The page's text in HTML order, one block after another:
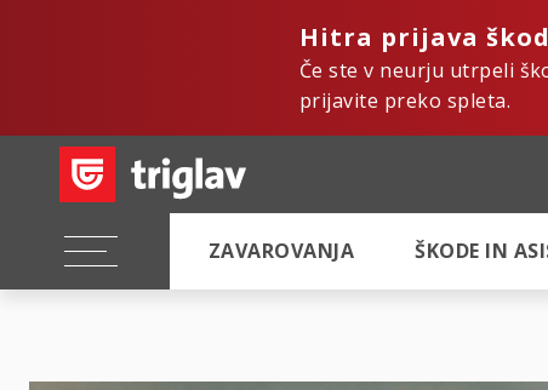
Hitra prijava
Če ste v neurju utrpeli
prijavite preko spleta.
ZAVAROVANJA ŠKODE IN